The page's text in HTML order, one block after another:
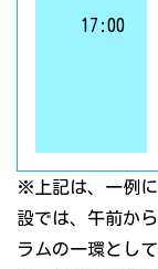
17:00
※上記は、一例
設では、午前か
ラムの一環とし